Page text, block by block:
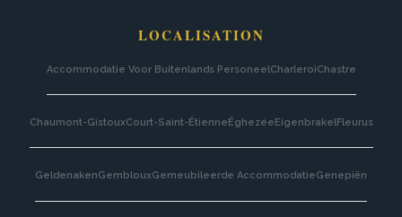
LOCALISATION
Accommodatie Voor Buitenlands PersoneelCharleroiChastre
Chaumont-GistouxCourt-Saint-ÉtienneÉghezéeEigenbrakelFleurus
GeldenakenGemblouxGemeubileerde AccommodatieGenepiën